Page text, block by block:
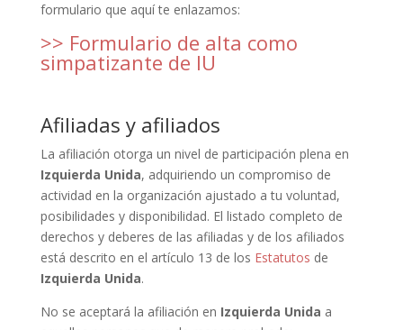
formulario que aquí te enlazamos:
>> Formulario de alta como
simpatizante de IU
Afiliadas y afiliados
La afiliación otorga un nivel de participación plena en
Izquierda Unida, adquiriendo un compromiso de
actividad en la organización ajustado a tu voluntad,
posibilidades y disponibilidad. El listado completo de
derechos y deberes de las afiliadas y de los afiliados
está descrito en el artículo 13 de los Estatutos de
Izquierda Unida.
No se aceptará la afiliación en Izquierda Unida a